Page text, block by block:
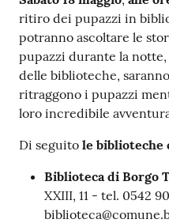
ritiro dei pupazzi in
potranno ascoltare le
pupazzi durante la notte,
delle biblioteche,
ritraggono i pupazzi
loro incredibile
Di seguito le biblioteche
Biblioteca di Borgo
XXIII, 11 - tel. 0542